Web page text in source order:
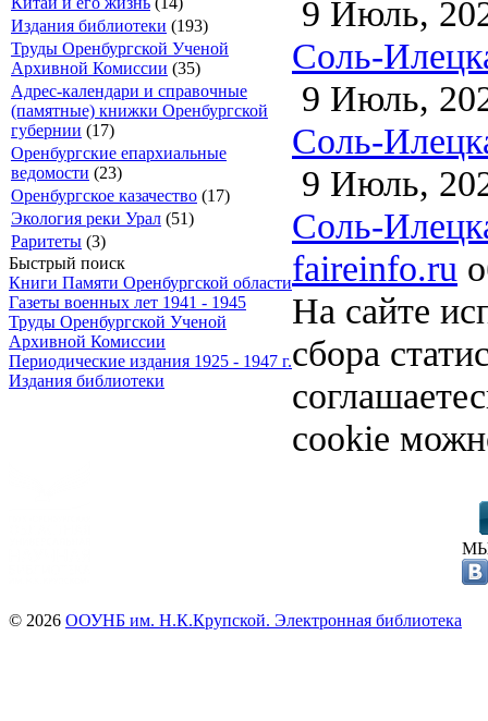
Издания библиотеки (193)
Труды Оренбургской Ученой
Архивной Комиссии (35)
Адрес-календари и справочные
(памятные) книжки Оренбургской
губернии (17)
Оренбургские епархиальные
ведомости (23)
Оренбургское казачество (17)
Экология реки Урал (51)
Раритеты (3)
Быстрый поиск
Книги Памяти Оренбургской области
Газеты военных лет 1941 - 1945
Труды Оренбургской Ученой
Архивной Комиссии
Периодические издания 1925 - 1947 г.
Издания библиотеки
9 Июль,
Соль-
9 Июль,
Соль-
9 Июль,
Соль-
faireinfo.ru
На сайте
сбора
cookie
© 2026 ООУНБ им. Н.К.Крупской. Электронная библиотека